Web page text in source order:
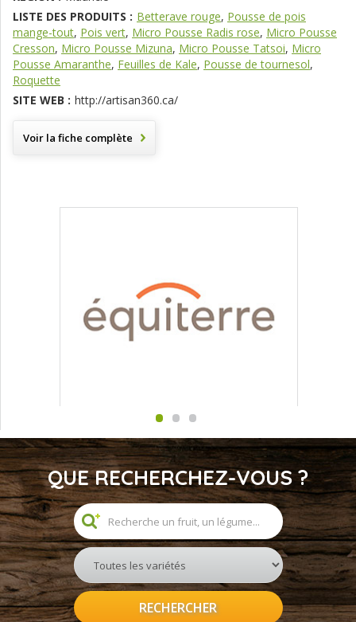
LISTE DES PRODUITS : Betterave rouge, Pousse de pois
mange-tout, Pois vert, Micro Pousse Radis rose, Micro Pousse
Cresson, Micro Pousse Mizuna, Micro Pousse Tatsoi, Micro
Pousse Amaranthe, Feuilles de Kale, Pousse de tournesol,
Roquette
SITE WEB : http://artisan360.ca/
Voir la fiche complète
QUE RECHERCHEZ-VOUS ?
RECHERCHER